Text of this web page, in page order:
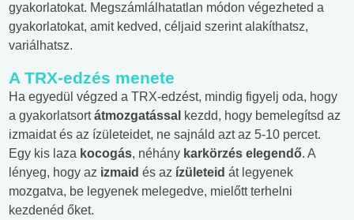
gyakorlatokat. Megszámlálhatatlan módon végezheted a
gyakorlatokat, amit kedved, céljaid szerint alakíthatsz,
variálhatsz.
A TRX-edzés menete
Ha egyedül végzed a TRX-edzést, mindig figyelj oda, hogy
a gyakorlatsortátmozgatással kezdd, hogy bemelegítsd az
izmaidat és az ízületeidet, ne sajnáld azt az 5-10 percet.
Egy kis laza kocogás, néhány karkörzés elegendő. A
lényeg, hogy az izmaid és az ízületeid át legyenek
mozgatva, be legyenek melegedve, mielőtt terhelni
kezdenéd őket.